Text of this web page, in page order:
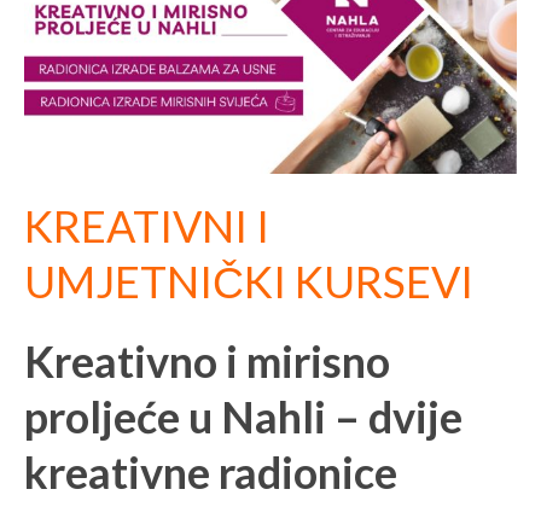
KREATIVNI I
UMJETNIČKI KURSEVI
Kreativno i mirisno
proljeće u Nahli – dvije
kreativne radionice